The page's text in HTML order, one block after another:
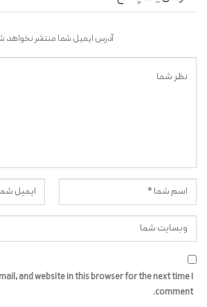
آدرس ایمیل شما منتشر نخواهد
and website in this browser for the next time I
comment.